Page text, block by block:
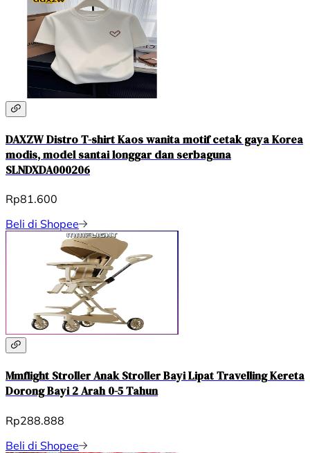
DAXZW Distro T-shirt Kaos wanita motif cetak gaya Korea
modis, model santai longgar dan serbaguna
SLNDXDA000206
Rp81.600
Beli di Shopee
Mmflight Stroller Anak Stroller Bayi Lipat Travelling Kereta
Dorong Bayi 2 Arah 0-5 Tahun
Rp288.888
Beli di Shopee